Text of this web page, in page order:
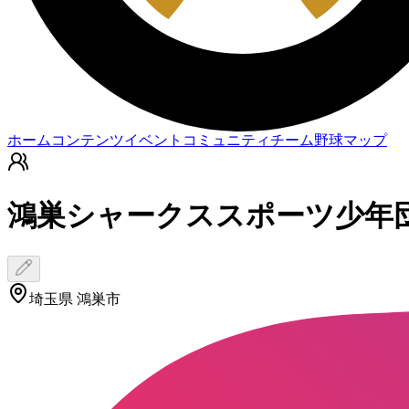
ホーム コンテンツイベント コミュニティチーム野球マップ
鴻巣シャークススポーツ少年
埼玉県 鴻巣市